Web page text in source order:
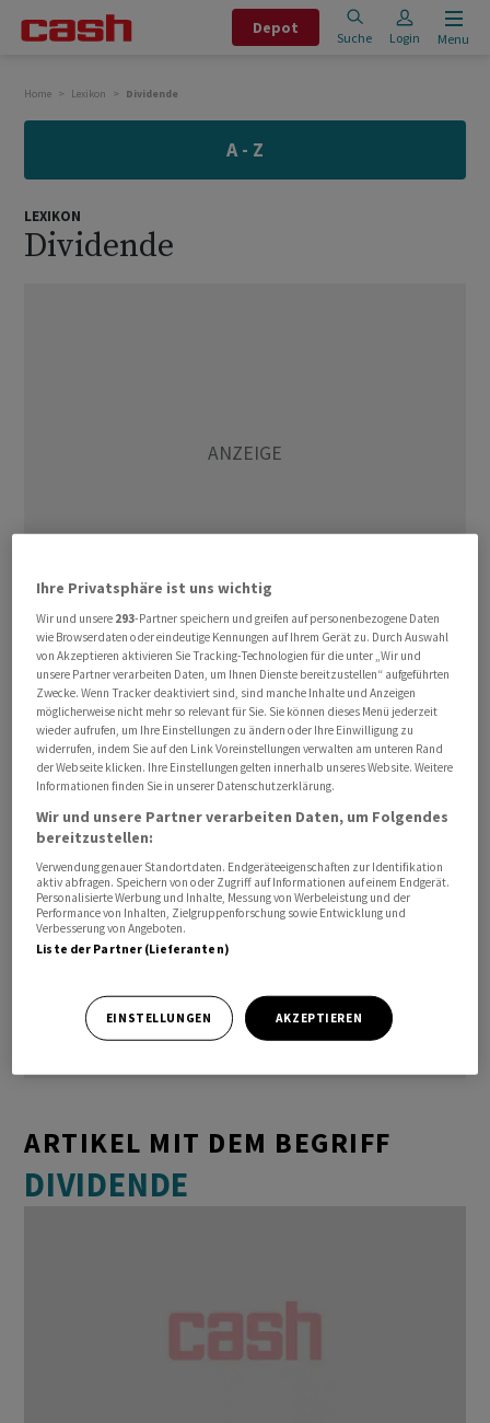
Depot
Suche Login Menu
Home Lexikon Dividende
A - Z
A B C D E
G H I J K L
M N
S T U V W
LEXIKON
Dividende
Anteil des Bilanzgewinns eines Unternehmens je Aktie,
der an den Aktionärausgeschüttet wird. Die Dividende
wird entweder in Prozent desNennwertes
oder in
Währungseinheiten pro Stück ausgedrückt.
ARTIKEL MIT DEM BEGRIFF
DIVIDENDE
Ihre Privatsphäre ist uns wichtig
Wir und unsere 293-Partner speichern und greifen auf personenbezogene Daten
wie Browserdaten oder eindeutige Kennungen auf Ihrem Gerät zu. Durch Auswahl
von Akzeptieren aktivieren Sie Tracking-Technologien für die unter „Wir und
unsere Partner verarbeiten Daten, um Ihnen Dienste bereitzustellen“ aufgeführten
Zwecke. Wenn Tracker deaktiviert sind, sind manche Inhalte und Anzeigen
möglicherweise nicht mehr so relevant für Sie. Sie können dieses Menü jederzeit
wieder aufrufen, um Ihre Einstellungen zu ändern oder Ihre Einwilligung zu
widerrufen, indem Sie auf den Link Voreinstellungen verwalten am unteren Rand
der Webseite klicken. Ihre Einstellungen gelten innerhalb unseres Website. Weitere
Informationen finden Sie in unserer Datenschutzerklärung.
Wir und unsere Partner verarbeiten Daten, um Folgendes
bereitzustellen:
Verwendung genauer Standortdaten. Endgeräteeigenschaften zur Identifikation
aktiv abfragen. Speichern von oder Zugriff auf Informationen auf einem Endgerät.
Personalisierte Werbung und Inhalte, Messung von Werbeleistung und der
Performance von Inhalten, Zielgruppenforschung sowie Entwicklung und
Verbesserung von Angeboten.
Liste der Partner (Lieferanten)
EINSTELLUNGEN AKZEPTIEREN